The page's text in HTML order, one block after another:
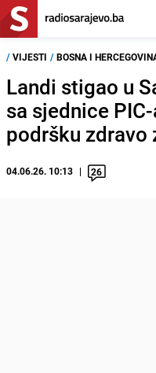
/ VIJESTI / BOSNA I
Landi stigao u
sa sjednice
podršku zdravo
04.06.26. 10:13 26